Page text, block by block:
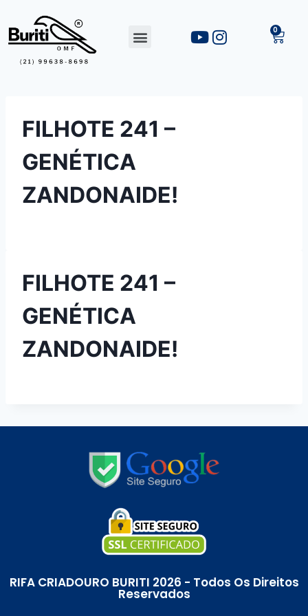
FILHOTE 241 –
GENÉTICA
ZANDONAIDE!
FILHOTE 241 –
GENÉTICA
ZANDONAIDE!
RIFA CRIADOURO BURITI 2026 - Todos Os Direitos
Reservados